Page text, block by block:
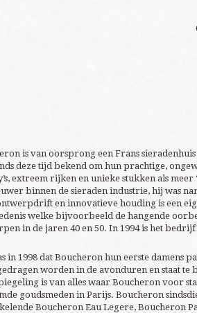
is van oorsprong een Frans
deze tijd bekend om hun prachtige,
extreem rijken en unieke stukken als
binnen de sieraden industrie, hij was
en innovatieve houding is een
welke bijvoorbeeld de hangende
in de jaren 40 en 50. In 1994 is het
in 1998 dat Boucheron hun eerste damens
worden in de avonduren en staat te
is van alles waar Boucheron voor
goudsmeden in Parijs. Boucheron
Boucheron Eau Legere, Boucheron